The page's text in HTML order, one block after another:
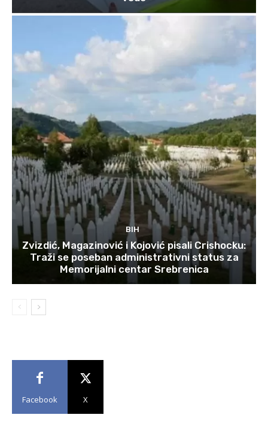
BIH
Zvizdić, Magazinović i Kojović pisali Crishocku:
Traži se poseban administrativni status za
Memorijalni centar Srebrenica
Facebook X